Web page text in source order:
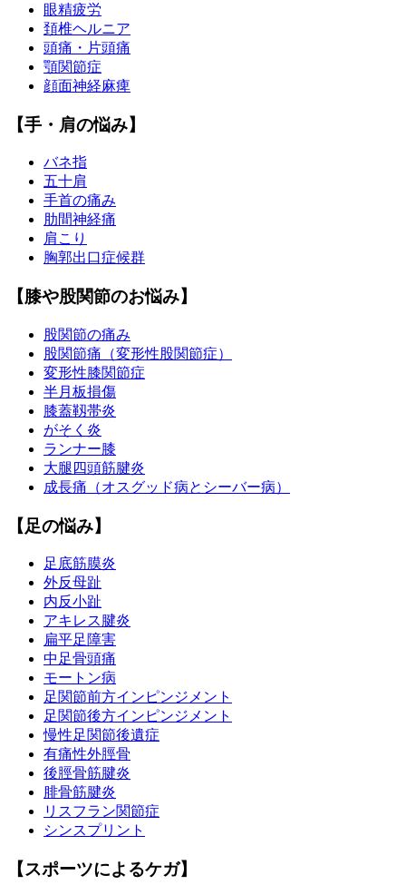
眼精疲労
頚椎ヘルニア
頭痛・片頭痛
顎関節症
顔面神経麻痺
【手・肩の悩み】
バネ指
五十肩
手首の痛み
肋間神経痛
肩こり
胸郭出口症候群
【膝や股関節のお悩み】
股関節の痛み
股関節痛（変形性股関節症）
変形性膝関節症
半月板損傷
膝蓋靱帯炎
がそく炎
ランナー膝
大腿四頭筋腱炎
成長痛（オスグッド病とシーバー病）
【足の悩み】
足底筋膜炎
外反母趾
内反小趾
アキレス腱炎
扁平足障害
中足骨頭痛
モートン病
足関節前方インピンジメント
足関節後方インピンジメント
慢性足関節後遺症
有痛性外脛骨
後脛骨筋腱炎
腓骨筋腱炎
リスフラン関節症
シンスプリント
【スポーツによるケガ】